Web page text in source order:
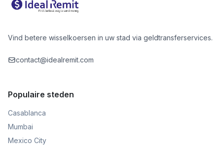
Vind betere wisselkoersen in uw stad via geldtransferservices.
contact@idealremit.com
Populaire steden
Casablanca
Mumbai
Mexico City